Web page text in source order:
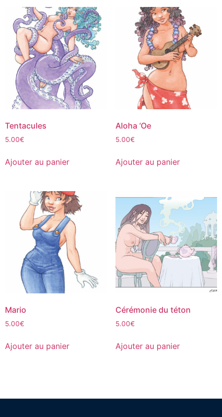
Tentacules
5.00€
Ajouter au panier
Aloha ‘Oe
5.00€
Ajouter au panier
Mario
5.00€
Ajouter au panier
Cérémonie du téton
5.00€
Ajouter au panier